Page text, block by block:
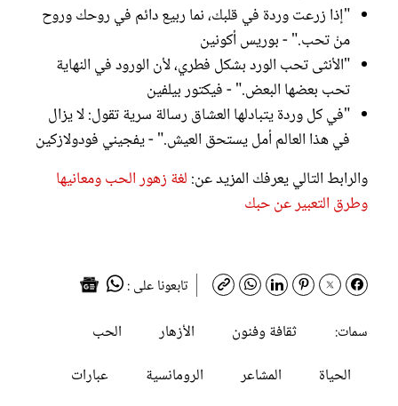
"إذا زرعت وردة في قلبك، نما ربيع دائم في روحك وروح
منْ تحب." - بوريس أكونين
"الأنثى تحب الورد بشكل فطري، لأن الورود في النهاية
تحب بعضها البعض." - فيكتور بيلفين
"في كل وردة يتبادلها العشاق رسالة سرية تقول: لا يزال
في هذا العالم أمل يستحق العيش." - يفجيني فودولازكين
والرابط التالي يعرفك المزيد عن: لغة زهور الحب ومعانيها
وطرق التعبير عن حبك
تابعونا على :
سمات:
ثقافة وفنون الأزهار
الحب
الحياة
المشاعر الرومانسية
عبارات